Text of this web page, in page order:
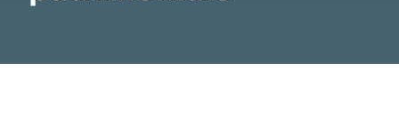
Collaborazioni